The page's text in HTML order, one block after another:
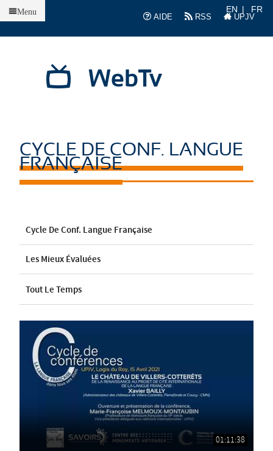
AIDE
RSS UPJV
EN FR
WebTv
Menu
CYCLE DE CONF. LANGUE
FRANÇAISE
Cycle De Conf. Langue Française
Les Mieux Évaluées
Tout Le Temps
01:11:38